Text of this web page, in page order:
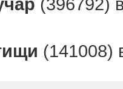
(141008)